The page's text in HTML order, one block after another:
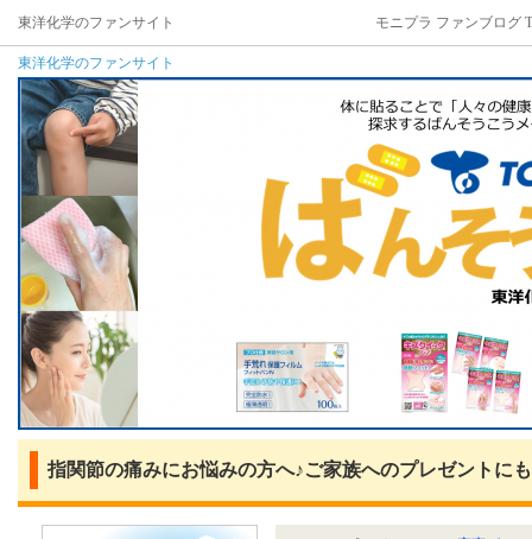
東洋化学のファンサイト モニプラ ファンブログ
東洋化学のファンサイト
指関節の痛みにお悩みの方へ♪ご家族へのプレゼントに